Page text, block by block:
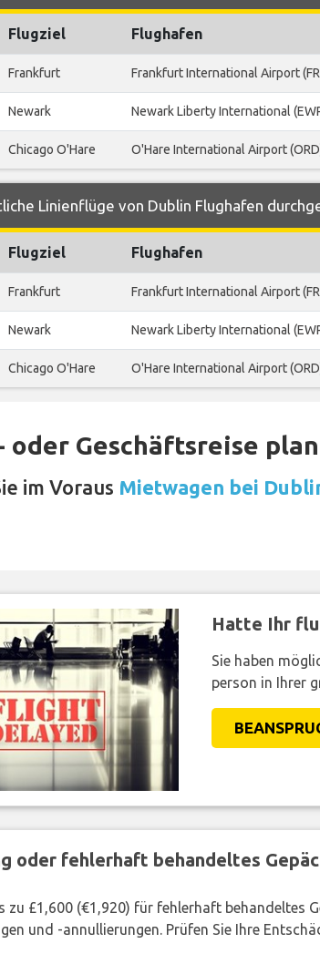
Flugziel Flughafen
Frankfurt Frankfurt International Airport
Newark Newark Liberty International
Chicago O'Hare O'Hare International Airport
Linienflüge von Dublin Flughafen
Flugziel Flughafen
Frankfurt Frankfurt International Airport
Newark Newark Liberty International
Chicago O'Hare O'Hare International Airport
oder Geschäftsreise
im Voraus Mietwagen bei
Hatte Ihr
Sie haben
person in Ihrer
oder fehlerhaft behandeltes
zu £1,600 (€1,920) für fehlerhaft behandeltes
und -annullierungen. Prüfen Sie Ihre